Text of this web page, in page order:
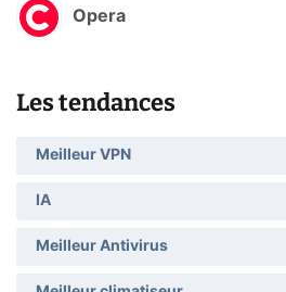
Opera
Les tendances
Meilleur VPN
IA
Meilleur Antivirus